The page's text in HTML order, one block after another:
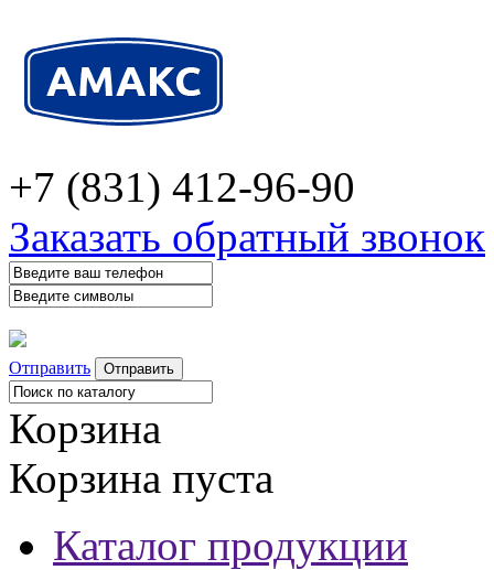
+7 (831) 412-96-90
Заказать обратный звонок
Отправить
Корзина
Корзина пуста
Каталог продукции